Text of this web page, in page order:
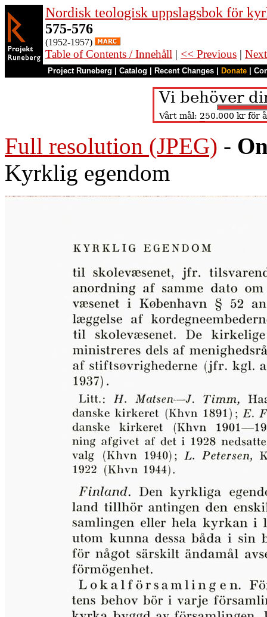
Nordisk teologisk uppslagsbok för
575-576
(1952-1957)
Table of Contents / Innehåll | << Previous |
Project Runeberg Catalog Recent Changes Donate
Full resolution (JPEG) -
Kyrklig egendom